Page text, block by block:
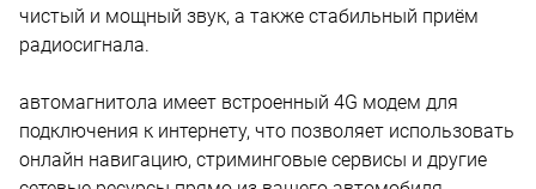
чистый и мощный звук, а также стабильный приём
радиосигнала.
автомагнитола имеет встроенный 4G модем для
подключения к интернету, что позволяет использовать
онлайн навигацию, стриминговые сервисы и другие